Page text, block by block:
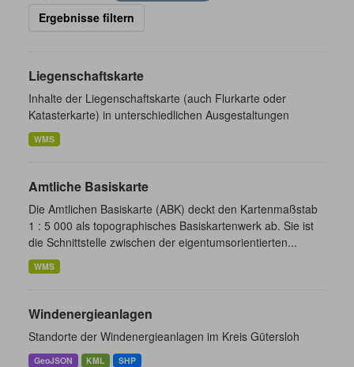
Ergebnisse filtern
Liegenschaftskarte
Inhalte der Liegenschaftskarte (auch Flurkarte oder
Katasterkarte) in unterschiedlichen Ausgestaltungen
WMS
Amtliche Basiskarte
Die Amtlichen Basiskarte (ABK) deckt den Kartenmaßstab
1 : 5 000 als topographisches Basiskartenwerk ab. Sie ist
die Schnittstelle zwischen der eigentumsorientierten...
WMS
Windenergieanlagen
Standorte der Windenergieanlagen im Kreis Gütersloh
GeoJSON KML SHP